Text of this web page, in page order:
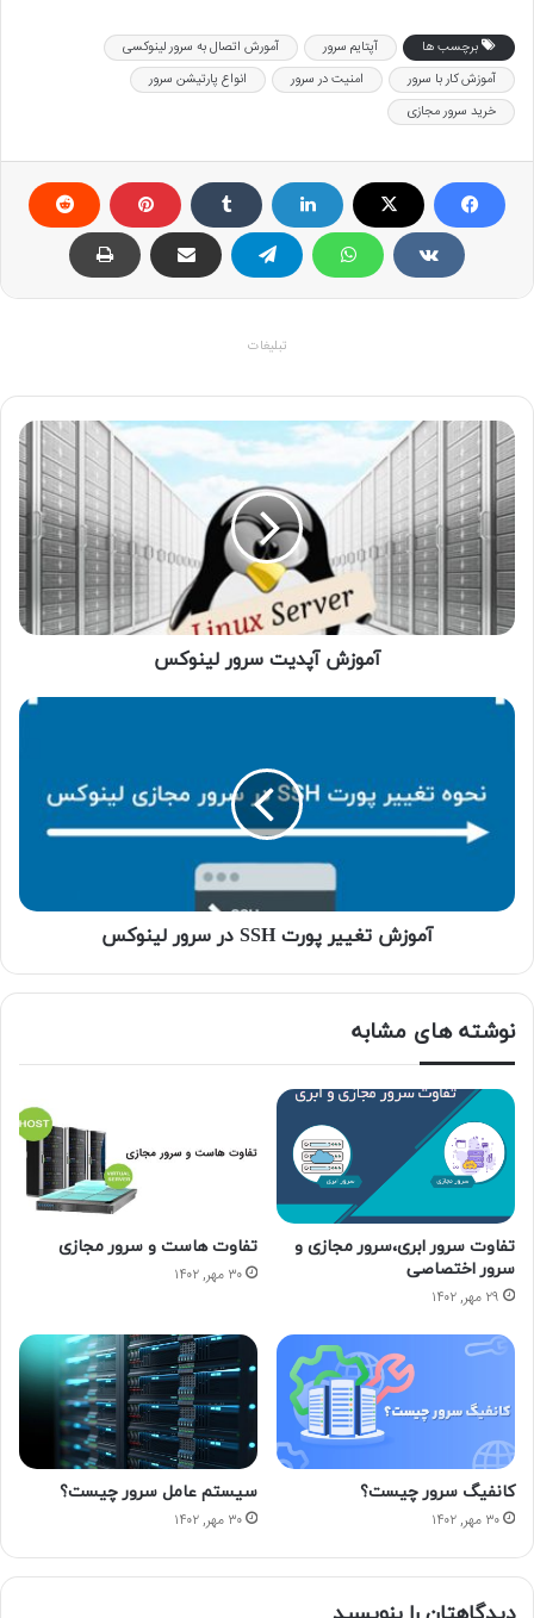
برچسب ها آپتایم سرور
آمورش اتصال به سرور لینوکسی
آموزش کار با سرور
امنیت در سرور
انواع پارتیشن سرور
خرید سرور مجازی
تبلیغات
آموزش آپدیت سرور لینوکس
آموزش تغییر پورت SSH در سرور لینوکس
نوشته های مشابه
تفاوت سرور ابری،سرور مجازی و
سرور اختصاصی
۲۹ مهر, ۱۴۰۲
تفاوت هاست و سرور مجازی
۳۰ مهر, ۱۴۰۲
کانفیگ سرور چیست؟
۳۰ مهر, ۱۴۰۲
سیستم عامل سرور چیست؟
۳۰ مهر, ۱۴۰۲